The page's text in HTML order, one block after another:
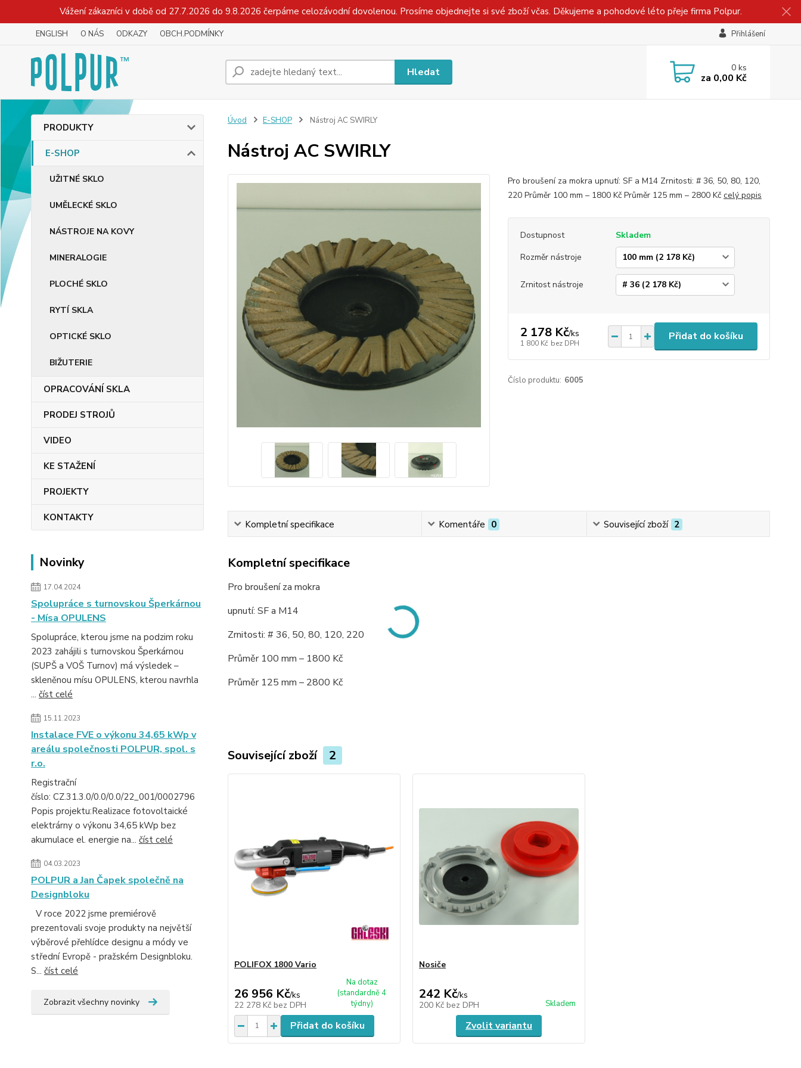
Vážení zákazníci v době od 27.7.2026 do 9.8.2026 čerpáme celozávodní dovolenou. Prosíme objednejte si své zboží včas. Děkujeme a pohodové léto přeje firma Polpur.
ENGLISH O NÁS ODKAZY OBCH.PODMÍNKY Přihlášení
Hledat 0ks
za 0,00 Kč
PRODUKTY
E-SHOP
UŽITNÉ SKLO
UMĚLECKÉ SKLO
NÁSTROJE NA KOVY
MINERALOGIE
PLOCHÉ SKLO
RYTÍ SKLA
OPTICKÉ SKLO
BIŽUTERIE
OPRACOVÁNÍ SKLA
PRODEJ STROJŮ
VIDEO
KE STAŽENÍ
PROJEKTY
KONTAKTY
Novinky
17.04.2024
Spolupráce s turnovskou Šperkárnou
- Mísa OPULENS
Spolupráce, kterou jsme na podzim roku
2023 zahájili s turnovskou Šperkárnou
(SUPŠ a VOŠ Turnov) má výsledek –
skleněnou mísu OPULENS, kterou navrhla
... číst celé
15.11.2023
Instalace FVE o výkonu 34,65 kWp v
areálu společnosti POLPUR, spol. s
r.o.
Registrační
číslo: CZ.31.3.0/0.0/0.0/22_001/0002796
Popis projektu:Realizace fotovoltaické
elektrárny o výkonu 34,65 kWp bez
akumulace el. energie na... číst celé
04.03.2023
POLPUR a Jan Čapek společně na
Designbloku
V roce 2022 jsme premiérově
prezentovali svoje produkty na největší
výběrové přehlídce designu a módy ve
střední Evropě - pražském Designbloku.
S... číst celé
Zobrazit všechny novinky
Úvod E-SHOP Nástroj AC SWIRLY
Nástroj AC SWIRLY
Pro broušení za mokra upnutí: SF a M14 Zrnitosti: # 36, 50, 80, 120,
220 Průměr 100 mm – 1800 Kč Průměr 125 mm – 2800 Kč celý popis
Dostupnost
Skladem
Rozměr nástroje
Zrnitost nástroje
2 178 Kč/ks
1 800 Kč bez DPH
Přidat do košíku
Číslo produktu: 6005
Kompletní specifikace Komentáře 0 Související zboží 2
Kompletní specifikace
Pro broušení za mokra
upnutí: SF a M14
Zrnitosti: # 36, 50, 80, 120, 220
Průměr 100 mm – 1800 Kč
Průměr 125 mm – 2800 Kč
Související zboží 2
POLIFOX 1800 Vario
26 956 Kč/ks
22 278 Kč bez DPH
Na dotaz
(standardně 4
týdny)
Přidat do košíku
Nosiče
242 Kč/ks
200 Kč bez DPH Skladem
Zvolit variantu